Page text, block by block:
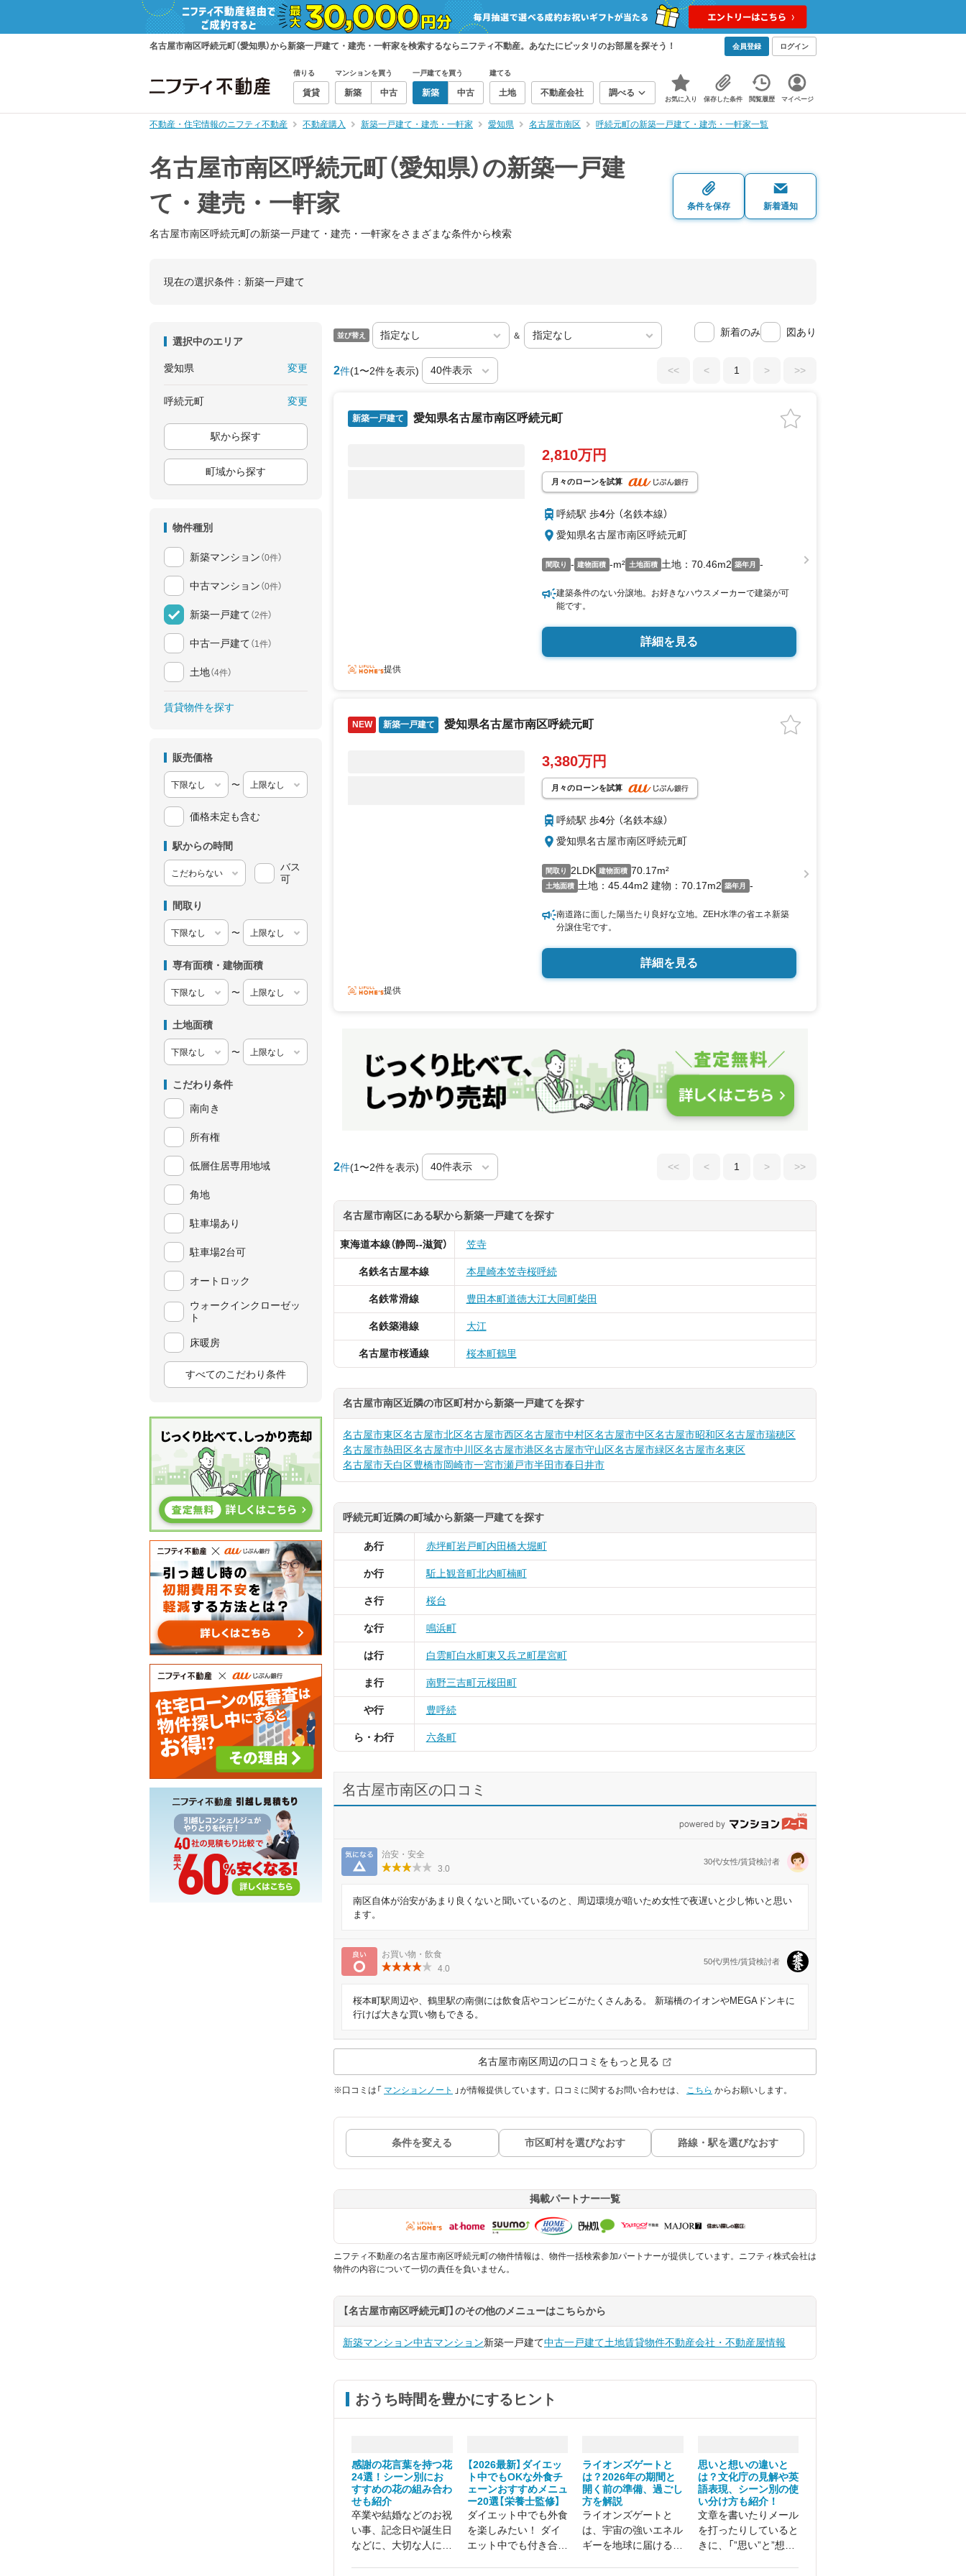
名古屋市南区呼続元町（愛知県）から新築一戸建て・建売・一軒家を検索するならニフティ不動産。あなたにピッタリのお部屋を探そう！ 会員登録 ログイン
借りる
賃貸
マンションを買う
新築 中古
一戸建てを買う
新築 中古
建てる
土地 不動産会社 調べる
お気に入り 保存した条件 閲覧履歴 マイページ
不動産・住宅情報のニフティ不動産 不動産購入 新築一戸建て・建売・一軒家 愛知県 名古屋市南区 呼続元町の新築一戸建て・建売・一軒家一覧
名古屋市南区呼続元町（愛知県）の新築一戸建
て・建売・一軒家
名古屋市南区呼続元町の新築一戸建て・建売・一軒家をさまざまな条件から検索
条件を保存 新着通知
現在の選択条件： 新築一戸建て
選択中のエリア
愛知県 変更
呼続元町 変更
駅から探す
町域から探す
物件種別
新築マンション （0件）
中古マンション （0件）
新築一戸建て （2件）
中古一戸建て （1件）
土地（4件）
賃貸物件を探す
販売価格
〜
価格未定も含む
駅からの時間
バス
可
間取り
〜
専有面積・建物面積
〜
土地面積
〜
こだわり条件
南向き
所有権
低層住居専用地域
角地
駐車場あり
駐車場2台可
オートロック
ウォークインクローゼッ
ト
床暖房
すべてのこだわり条件
並び替え ＆ 新着のみ 図あり
2件(1〜2件を表示) << < 1 > >>
新築一戸建て 愛知県名古屋市南区呼続元町
2,810万円
月々のローンを試算
呼続駅 歩4分 （名鉄本線）
愛知県名古屋市南区呼続元町
間取り - 建物面積 -m² 土地面積 土地：70.46m2 築年月 -
建築条件のない分譲地。お好きなハウスメーカーで建築が可
能です。
詳細を見る
提供
NEW 新築一戸建て 愛知県名古屋市南区呼続元町
3,380万円
月々のローンを試算
呼続駅 歩4分 （名鉄本線）
愛知県名古屋市南区呼続元町
間取り 2LDK 建物面積 70.17m²
土地面積 土地：45.44m2 建物：70.17m2 築年月 -
南道路に面した陽当たり良好な立地。ZEH水準の省エネ新築
分譲住宅です。
詳細を見る
提供
2件(1〜2件を表示) << < 1 > >>
名古屋市南区にある駅から新築一戸建てを探す
東海道本線（静岡--滋賀） 笠寺
名鉄名古屋本線 本星崎本笠寺桜呼続
名鉄常滑線 豊田本町道徳大江大同町柴田
名鉄築港線 大江
名古屋市桜通線 桜本町鶴里
名古屋市南区近隣の市区町村から新築一戸建てを探す
名古屋市東区名古屋市北区名古屋市西区名古屋市中村区名古屋市中区名古屋市昭和区名古屋市瑞穂区
名古屋市熱田区名古屋市中川区名古屋市港区名古屋市守山区名古屋市緑区名古屋市名東区
名古屋市天白区豊橋市岡崎市一宮市瀬戸市半田市春日井市
呼続元町近隣の町域から新築一戸建てを探す
あ行 赤坪町岩戸町内田橋大堀町
か行 駈上観音町北内町楠町
さ行 桜台
な行 鳴浜町
は行 白雲町白水町東又兵ヱ町星宮町
ま行 南野三吉町元桜田町
や行 豊呼続
ら・わ行 六条町
名古屋市南区の口コミ
気になる
治安・安全
3.0
30代/女性/賃貸検討者
南区自体が治安があまり良くないと聞いているのと、周辺環境が暗いため女性で夜遅いと少し怖いと思い
ます。
良い
お買い物・飲食
4.0
50代/男性/賃貸検討者
桜本町駅周辺や、鶴里駅の南側には飲食店やコンビニがたくさんある。 新瑞橋のイオンやMEGAドンキに
行けば大きな買い物もできる。
名古屋市南区周辺の口コミをもっと見る
※口コミは「 マンションノート 」が情報提供しています。口コミに関するお問い合わせは、 こちら からお願いします。
条件を変える 市区町村を選びなおす 路線・駅を選びなおす
掲載パートナー一覧
ニフティ不動産の名古屋市南区呼続元町の物件情報は、物件一括検索参加パートナーが提供しています。ニフティ株式会社は
物件の内容について一切の責任を負いません。
【名古屋市南区呼続元町】のその他のメニューはこちらから
新築マンション中古マンション新築一戸建て中古一戸建て土地賃貸物件不動産会社・不動産屋情報
おうち時間を豊かにするヒント
感謝の花言葉を持つ花
24選！シーン別にお
すすめの花の組み合わ
せも紹介
卒業や結婚などのお祝
い事、記念日や誕生日
などに、大切な人に花
【2026最新】ダイエッ
ト中でもOKな外食チ
ェーンおすすめメニュ
ー20選【栄養士監修】
ダイエット中でも外食
を楽しみたい！ ダイ
エット中でも付き合い
ライオンズゲートと
は？2026年の期間と
開く前の準備、過ごし
方を解説
ライオンズゲートと
は、宇宙の強いエネル
ギーを地球に届けるた
思いと想いの違いと
は？文化庁の見解や英
語表現、シーン別の使
い分け方も紹介！
文章を書いたりメール
を打ったりしていると
きに、「”思い”と”想